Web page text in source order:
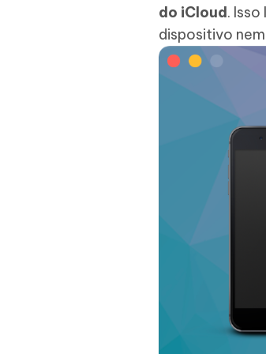
do iCloud.
dispositivo